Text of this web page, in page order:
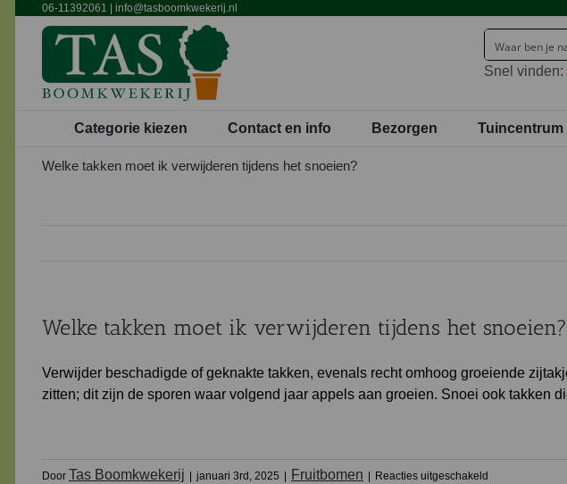
06-11392061 info@tasboomkwekerij.nl
Snel vinden:
Categorie kiezen Contact en info Bezorgen Tuincentrum
Welke takken moet ik verwijderen tijdens het snoeien?
Welke takken moet ik verwijderen tijdens het snoeien?
Verwijder beschadigde of geknakte takken, evenals recht omhoog groeiende
zitten; dit zijn de sporen waar volgend jaar appels aan groeien. Snoei ook takken
Door Tas Boomkwekerij januari 3rd, 2025 Fruitbomen Reacties uitgeschakeld